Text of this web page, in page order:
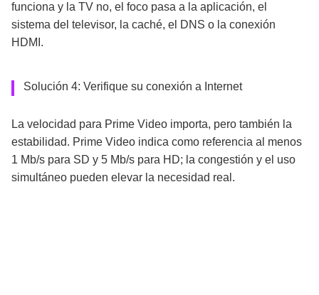
funciona y la TV no, el foco pasa a la aplicación, el
sistema del televisor, la caché, el DNS o la conexión
HDMI.
Solución 4: Verifique su conexión a Internet
La velocidad para Prime Video importa, pero también la
estabilidad. Prime Video indica como referencia al menos
1 Mb/s para SD y 5 Mb/s para HD; la congestión y el uso
simultáneo pueden elevar la necesidad real.